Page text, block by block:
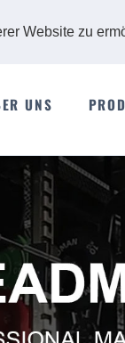
Website zu
UNS